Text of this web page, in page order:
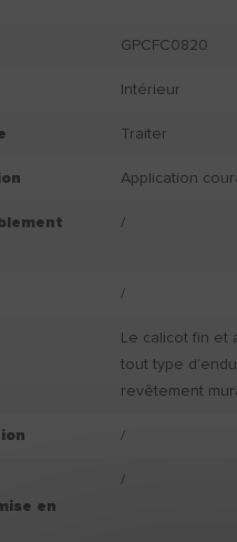
GPCFC0820
Intérieur
Traiter
Application
/
/
Le calicot fin et
tout type
revêtement
/
en
/